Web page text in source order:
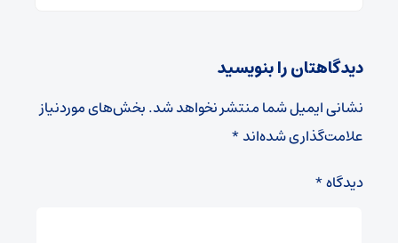
دیدگاهتان را بنویسید
نشانی ایمیل شما منتشر نخواهد شد.بخش‌های موردنیاز
علامت‌گذاری شده‌اند*
دیدگاه*